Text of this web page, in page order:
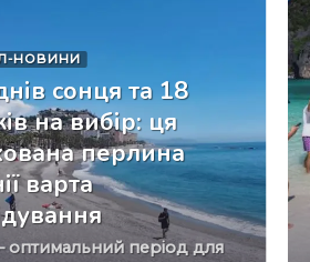
НОВИНИ
сонця та 18
на вибір: ця
перлина
варта